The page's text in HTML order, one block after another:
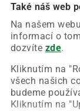
Také náš web
Na našem
informací o
dozvíte zde.
Kliknutím na
všech našich
budeme
Kliknutím na
Chyba
Zkuste